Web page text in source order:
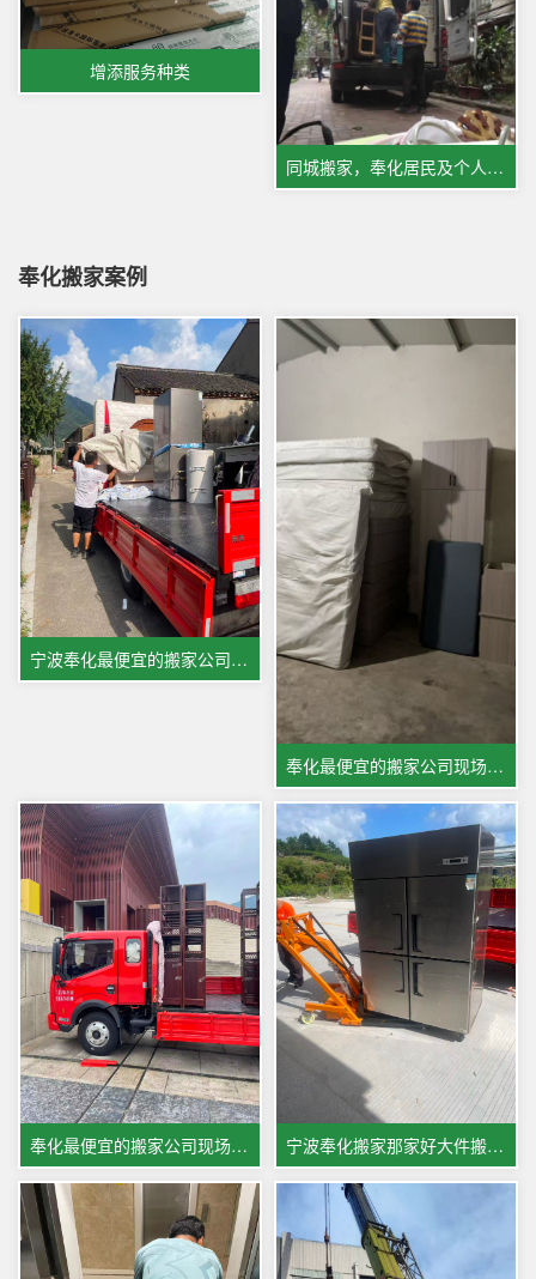
增添服务种类
同城搬家，奉化居民及个人搬家
奉化搬家案例
宁波奉化最便宜的搬家公司照片实拍展示
奉化最便宜的搬家公司现场图片展
奉化最便宜的搬家公司现场图片展示 宁波奉化搬家那家好大件搬运图片展示